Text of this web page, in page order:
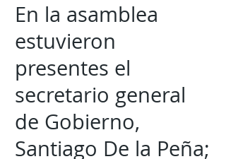
En la asamblea
estuvieron
presentes el
secretario general
de Gobierno,
Santiago De la Peña;